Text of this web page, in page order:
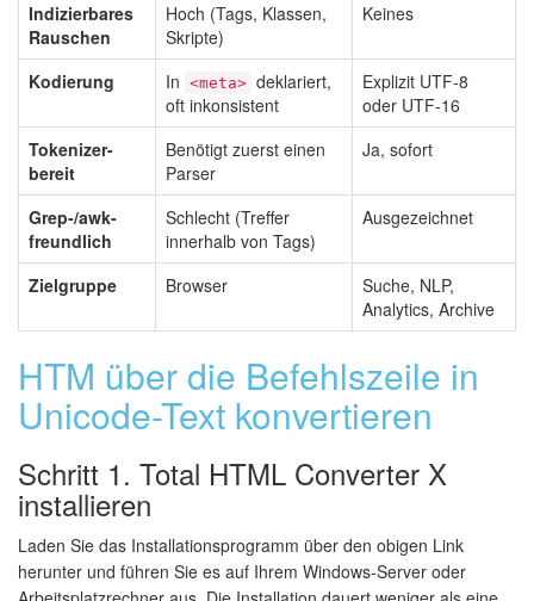
Indizierbares
Rauschen
Hoch (Tags, Klassen,
Skripte)
Keines
Kodierung In <meta> deklariert,
oft inkonsistent
Explizit UTF-8
oder UTF-16
Tokenizer-
bereit
Benötigt zuerst einen
Parser
Ja, sofort
Grep-/awk-
freundlich
Schlecht (Treffer
innerhalb von Tags)
Ausgezeichnet
Zielgruppe Browser
Suche, NLP,
Analytics, Archive
HTM über die Befehlszeile in
Unicode-Text konvertieren
Schritt 1. Total HTML Converter X
installieren
Laden Sie das Installationsprogramm über den obigen Link
herunter und führen Sie es auf Ihrem Windows-Server oder